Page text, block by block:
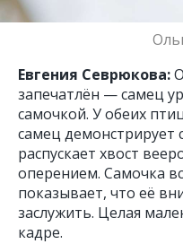
Евгения Севрюкова:
запечатлён — самец
самочкой. У обеих
самец демонстрирует
распускает хвост
оперением. Самочка
показывает, что её
заслужить. Целая
кадре.